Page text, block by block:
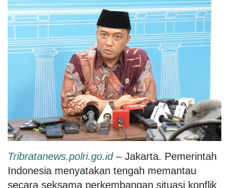
Tribratanews.polri.go.id– Jakarta. Pemerintah
Indonesia menyatakan tengah memantau
secara seksama perkembangan situasi konflik